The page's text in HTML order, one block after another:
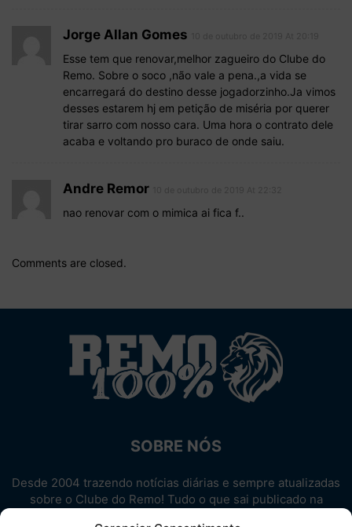
Jorge Allan Gomes
Esse tem que renovar,melhor zagueiro do Clube do
Remo. Sobre o soco ,não vale a pena.,a vida se
encarregará do destino desse jogadorzinho.Ja vimos
desses estarem hj em petição de miséria por querer
tirar sarro com nosso cara. Uma hora o contrato dele
acaba e voltando pro buraco de onde saiu.
Andre Remor
nao renovar com o mimica ai fica f..
Comments are closed.
SOBRE NÓS
Desde 2004 trazendo notícias diárias e sempre atualizadas
sobre o Clube do Remo! Tudo o que sai publicado na